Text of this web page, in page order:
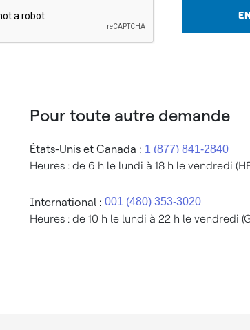
Pour toute autre demande
États-Unis et Canada :
Heures : de 6 h le lundi à 18 h le vendredi
International :
Heures : de 10 h le lundi à 22 h le vendredi